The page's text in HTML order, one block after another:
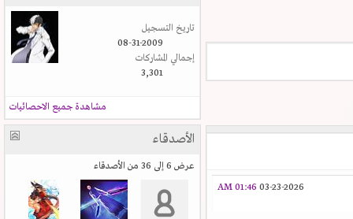
03-23-2026
01:46 AM
تاريخ التسجيل
08-31-2009
إجمالي المشاركات
3,301
مشاهدة جميع الاحصائيات
الأصدقاء
عرض 6 إلى 36 من الأصدقاء